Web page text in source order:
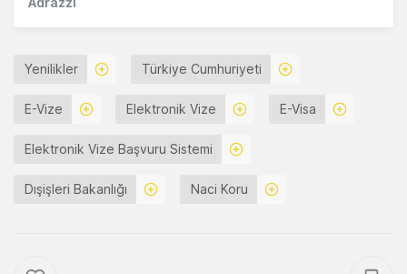
Yenilikler Türkiye Cumhuriyeti
E-Vize Elektronik Vize E-Visa
Elektronik Vize Başvuru Sistemi
Dışişleri Bakanlığı Naci Koru